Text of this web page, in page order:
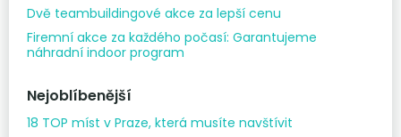
Dvě teambuildingové akce za lepší cenu
Firemní akce za každého počasí: Garantujeme
náhradní indoor program
Nejoblíbenější
18 TOP míst v Praze, která musíte navštívit